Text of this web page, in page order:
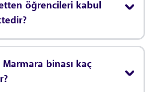
öğrencileri kabul
Marmara binası kaç